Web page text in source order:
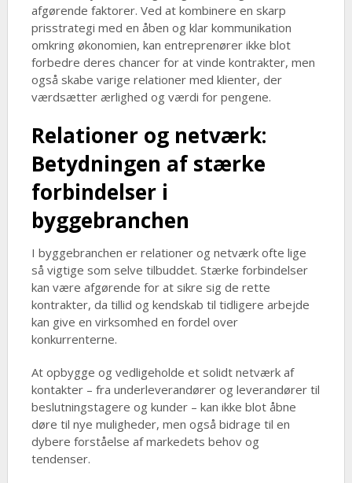
afgørende faktorer. Ved at kombinere en skarp
prisstrategi med en åben og klar kommunikation
omkring økonomien, kan entreprenører ikke blot
forbedre deres chancer for at vinde kontrakter, men
også skabe varige relationer med klienter, der
værdsætter ærlighed og værdi for pengene.
Relationer og netværk:
Betydningen af stærke
forbindelser i
byggebranchen
I byggebranchen er relationer og netværk ofte lige
så vigtige som selve tilbuddet. Stærke forbindelser
kan være afgørende for at sikre sig de rette
kontrakter, da tillid og kendskab til tidligere arbejde
kan give en virksomhed en fordel over
konkurrenterne.
At opbygge og vedligeholde et solidt netværk af
kontakter – fra underleverandører og leverandører til
beslutningstagere og kunder – kan ikke blot åbne
døre til nye muligheder, men også bidrage til en
dybere forståelse af markedets behov og
tendenser.